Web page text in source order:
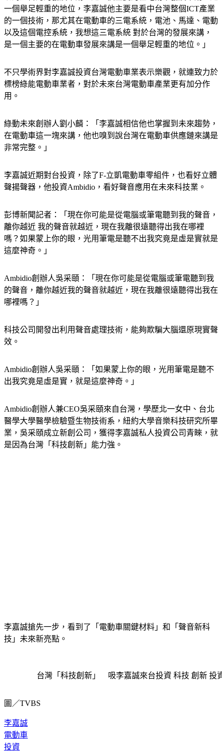
一個舉足輕重的地位，李嘉誠他主要是看中台灣整個ICT產業
的一個技術，那尤其在電動車的三電系統，電池、馬達、電動
以及這個電控系統，我想這三電系統 對於台灣的發展來講，
是一個主要的在電動車發展來講是一個舉足輕重的地位。」
不只學術界對李嘉誠投資台灣電動車業表示樂觀，就連致力於
標榜綠能電動車業者，對於未來台灣電動車產業更有加分作
用。
綠動未來創辦人劉小麟：「李嘉誠相信他也掌握到未來趨勢，
在電動車這一塊來講，他也嗅到說台灣在電動車供應鏈來講是
非常完整。」
李嘉誠近期對台投資，除了F-立凱電動車零組件，也看好立體
聲揚聲器，他投資Ambidio，看好聲音應用在未來科技業。
彭博新聞記者：「現在你可能是從電腦或筆電聽到我的聲音，
離你越近 我的聲音就越近，現在我離很遠聽得出我在哪裡
嗎？如果蒙上你的眼，光用筆電是聽不出我究竟是虛是實就是
這麼神奇。」
Ambidio創辦人吳采頤：「現在你可能是從電腦或筆電聽到我
的聲音，離你越近我的聲音就越近，現在我離很遠聽得出我在
哪裡嗎？」
科技公司開發出利用聲音處理技術，能夠欺騙大腦還原現實聲
效。
Ambidio創辦人吳采頤：「如果蒙上你的眼，光用筆電是聽不
出我究竟是虛是實，就是這麼神奇。」
Ambidio創辦人兼CEO吳采頤來自台灣，學歷北一女中、台北
醫學大學醫學檢驗暨生物技術系，紐約大學音樂科技研究所畢
業，吳采頤成立新創公司，獲得李嘉誠私人投資公司青睞，就
是因為台灣「科技創新」能力強。
李嘉誠搶先一步，看到了「電動車關鍵材料」和「聲音新科
技」未來新亮點。
台灣「科技創新」 吸李嘉誠來台投資 科技 創新 投
圖／TVBS
李嘉誠
電動車
投資